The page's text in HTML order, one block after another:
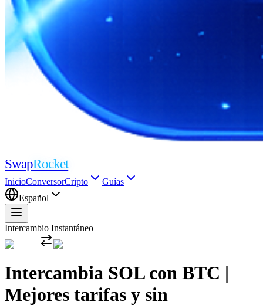
SwapRocket
InicioConversorCripto
Guías
Español
Intercambio Instantáneo
Intercambia SOL con BTC |
Mejores tarifas y sin